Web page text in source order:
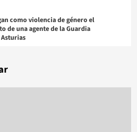
como violencia de género el
de una agente de la Guardia